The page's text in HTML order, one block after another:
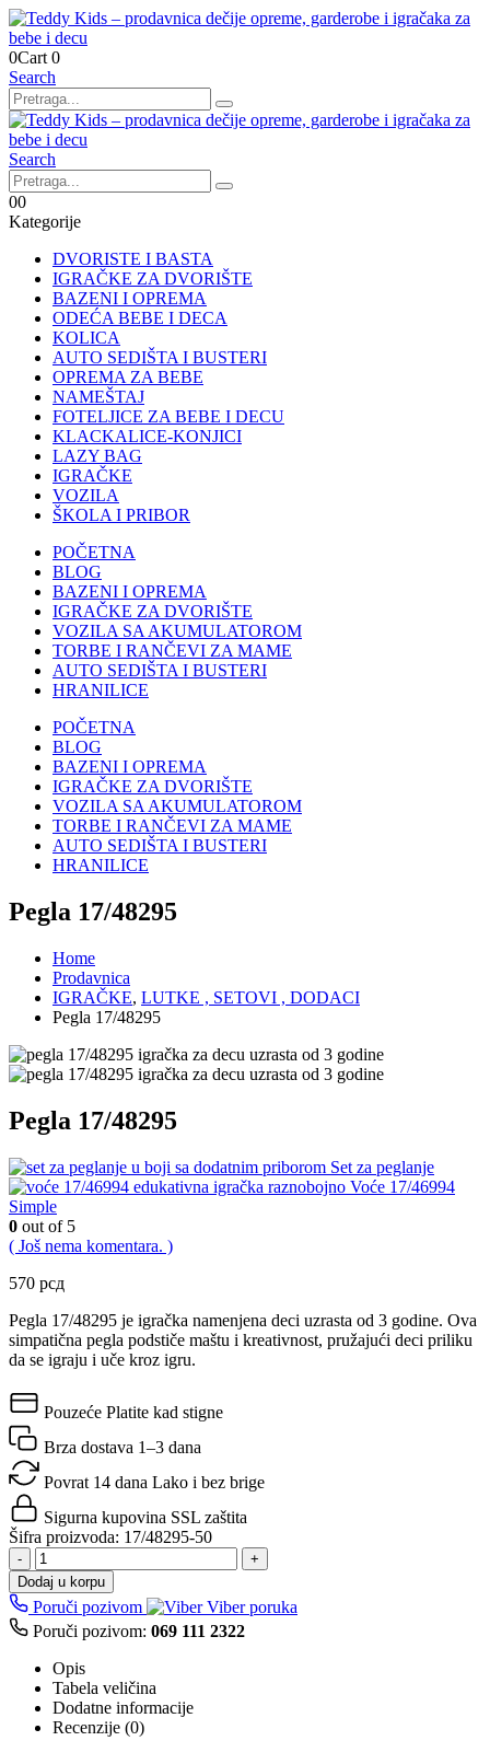
0Cart 0
Search
Search
00
Kategorije
DVORISTE I BASTA
IGRAČKE ZA DVORIŠTE
BAZENI I OPREMA
ODEĆA BEBE I DECA
KOLICA
AUTO SEDIŠTA I BUSTERI
OPREMA ZA BEBE
NAMEŠTAJ
FOTELJICE ZA BEBE I DECU
KLACKALICE-KONJICI
LAZY BAG
IGRAČKE
VOZILA
ŠKOLA I PRIBOR
POČETNA
BLOG
BAZENI I OPREMA
IGRAČKE ZA DVORIŠTE
VOZILA SA AKUMULATOROM
TORBE I RANČEVI ZA MAME
AUTO SEDIŠTA I BUSTERI
HRANILICE
POČETNA
BLOG
BAZENI I OPREMA
IGRAČKE ZA DVORIŠTE
VOZILA SA AKUMULATOROM
TORBE I RANČEVI ZA MAME
AUTO SEDIŠTA I BUSTERI
HRANILICE
Pegla 17/48295
Home
Prodavnica
IGRAČKE, LUTKE , SETOVI , DODACI
Pegla 17/48295
Pegla 17/48295
Set za peglanje
Voće 17/46994
Simple
0 out of 5
( Još nema komentara. )
570 рсд
Pegla 17/48295 je igračka namenjena deci uzrasta od 3 godine. Ova
simpatična pegla podstiče maštu i kreativnost, pružajući deci priliku
da se igraju i uče kroz igru.
Pouzeće Platite kad stigne
Brza dostava 1–3 dana
Povrat 14 dana Lako i bez brige
Sigurna kupovina SSL zaštita
Šifra proizvoda: 17/48295-50
-
+
Dodaj u korpu
Poruči pozivom
Viber poruka
Poruči pozivom: 069 111 2322
Opis
Tabela veličina
Dodatne informacije
Recenzije (0)